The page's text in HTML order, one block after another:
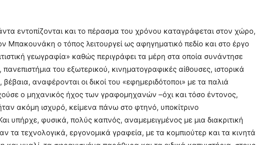
εντοπίζονται και το πέρασμα του χρόνου καταγράφεται στον χώρο,
Μπακουνάκη ο τόπος λειτουργεί ως αφηγηματικό πεδίο και στο έργο
γεωγραφία» καθώς περιγράφει τα μέρη στα οποία συνάντησε
του εξωτερικού, κινηματογραφικές αίθουσες, ιστορικά
βέβαια, αναφέρονται οι δικοί του «εφημεριδότοποι» με τα παλιά
ο μηχανικός ήχος των γραφομηχανών –όχι και τόσο έντονος,
ακόμη ισχυρό, κείμενα πάνω στο φτηνό, υποκίτρινο
υπήρχε, φυσικά, πολύς καπνός, αναμεμειγμένος με μια διακριτική
τα τεχνολογικά, εργονομικά γραφεία, με τα κομπιούτερ και τα κινητά